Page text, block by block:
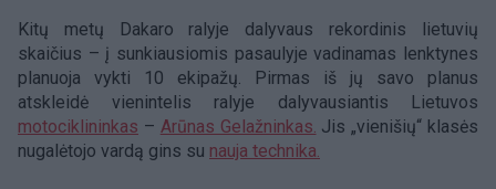
Kitų metų Dakaro ralyje dalyvaus rekordinis lietuvių
skaičius – į sunkiausiomis pasaulyje vadinamas lenktynes
planuoja vykti 10 ekipažų. Pirmas iš jų savo planus
atskleidė vienintelis ralyje dalyvausiantis Lietuvos
motociklininkas – Arūnas Gelažninkas. Jis „vienišių“ klasės
nugalėtojo vardą gins su nauja technika.